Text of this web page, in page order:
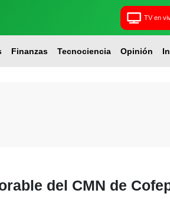
TV en
Finanzas Tecnociencia Opinión
del CMN de